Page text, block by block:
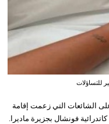
للتساؤلات
على الشائعات التي زعمت إقامة
فونشال بجزيرة ماديرا.